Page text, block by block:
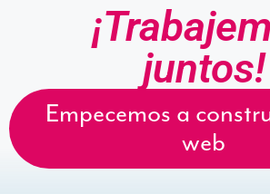
juntos!
Empecemos a
web